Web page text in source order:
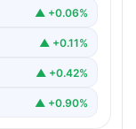
▲ +0.06%
▲ +0.11%
▲ +0.42%
▲ +0.90%